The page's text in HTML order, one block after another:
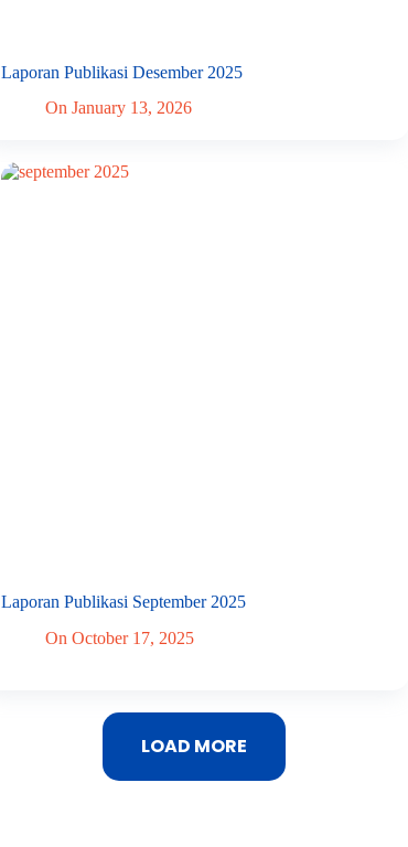
Laporan Publikasi Desember 2025
On January 13, 2026
Laporan Publikasi September 2025
On October 17, 2025
LOAD MORE